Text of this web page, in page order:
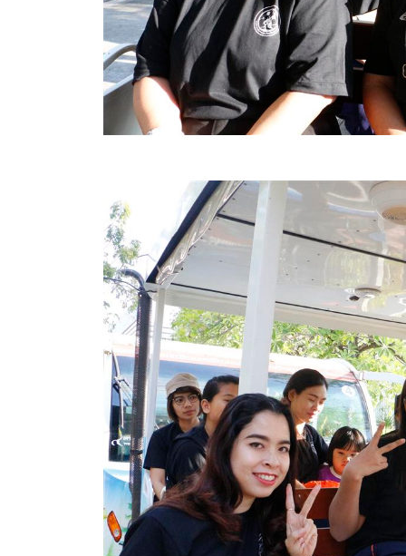
ประกาศแผนการจัดซื้อจัดจ้าง
ประกาศแผนการจัดหาพัสดุ
รายงานผลการจัดซื้อจัดจ้างประจำปีงบประมาณ
สรุปผลการดำเนินงานจัดซื้อจัดจ้างในรอบเดือน (สข
ประกาศผู้ชนะการเสนอราคา
ประกาศราคากลาง
ประกาศเชิญชวนประกวดราคา (e-bidding)
ยกเลิกประกาศเชิญชวน
ยกเลิกประกาศผู้ชนะ
เปลี่ยนแปลงประกาศผู้ชนะ
เปลี่ยนแปลงประกาศเชิญชวน